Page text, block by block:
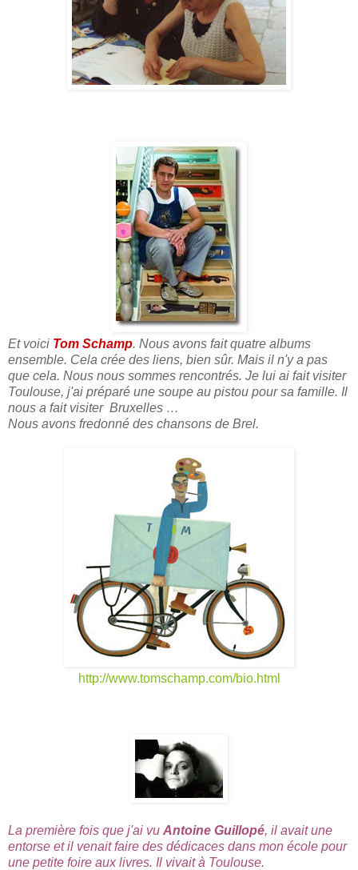
Et voici Tom Schamp. Nous avons fait quatre albums
ensemble. Cela crée des liens, bien sûr. Mais il n'y a pas
que cela. Nous nous sommes rencontrés. Je lui ai fait visiter
Toulouse, j'ai préparé une soupe au pistou pour sa famille. Il
nous a fait visiter Bruxelles …
Nous avons fredonné des chansons de Brel.
http://www.tomschamp.com/bio.html
La première fois que j'ai vu Antoine Guillopé, il avait une
entorse et il venait faire des dédicaces dans mon école pour
une petite foire aux livres. Il vivait à Toulouse.